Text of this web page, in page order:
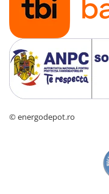
© energodepot.ro